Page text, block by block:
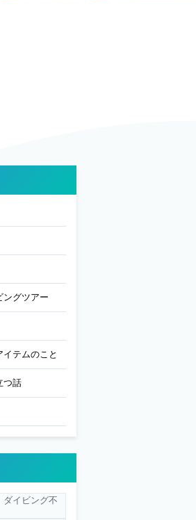
ングツアー
テムのこと
つ話
イビング不